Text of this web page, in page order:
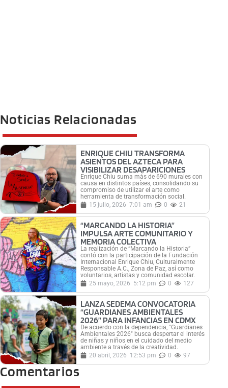
Noticias Relacionadas
ENRIQUE CHIU TRANSFORMA
ASIENTOS DEL AZTECA PARA
VISIBILIZAR DESAPARICIONES
Enrique Chiu suma más de 690 murales con
causa en distintos países, consolidando su
compromiso de utilizar el arte como
herramienta de transformación social.
15 julio, 2026 7:01 am 0 21
“MARCANDO LA HISTORIA”
IMPULSA ARTE COMUNITARIO Y
MEMORIA COLECTIVA
La realización de “Marcando la Historia”
contó con la participación de la Fundación
Internacional Enrique Chiu, Culturalmente
Responsable A.C., Zona de Paz, así como
voluntarios, artistas y comunidad escolar.
25 mayo, 2026 5:12 pm 0 127
LANZA SEDEMA CONVOCATORIA
“GUARDIANES AMBIENTALES
2026” PARA INFANCIAS EN CDMX
De acuerdo con la dependencia, "Guardianes
Ambientales 2026" busca despertar el interés
de niñas y niños en el cuidado del medio
ambiente a través de la creatividad.
20 abril, 2026 12:53 pm 0 97
Comentarios